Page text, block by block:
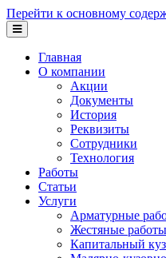
Перейти к основному
Главная
О компании
Акции
Документы
История
Реквизиты
Сотрудники
Технология
Работы
Статьи
Услуги
Арматурные
Жестяные работы
Капитальный